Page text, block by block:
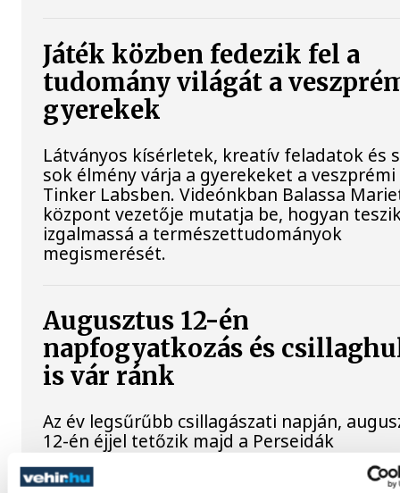
Játék közben fedezik fel a
tudomány világát a
gyerekek
Látványos kísérletek, kreatív feladatok és
sok élmény várja a gyerekeket a veszprémi
Tinker Labsben. Videónkban Balassa
központ vezetője mutatja be, hogyan
izgalmassá a természettudományok
megismerését.
Augusztus 12-én
napfogyatkozás és
is vár ránk
Az év legsűrűbb csillagászati napján,
12-én éjjel tetőzik majd a Perseidák
hullócsillagraj, de ugyanezen a napon
napfogyatkozást is meg lehet majd